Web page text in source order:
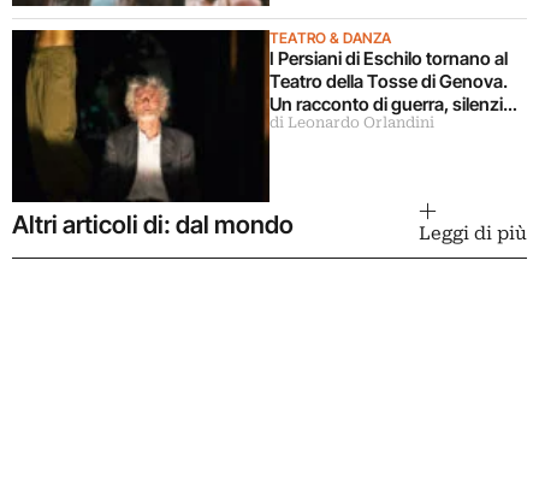
TEATRO & DANZA
I Persiani di Eschilo tornano al
Teatro della Tosse di Genova.
Un racconto di guerra, silenzio
ed eredità
di Leonardo Orlandini
Altri articoli di: dal mondo Leggi di più